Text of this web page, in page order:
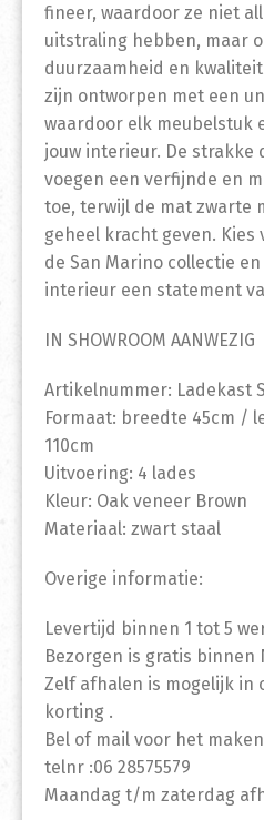
fineer, waardoor ze niet
uitstraling hebben, maar
duurzaamheid en
zijn ontworpen met een
waardoor elk meubelstuk
jouw interieur. De strakke
voegen een verfijnde en
toe, terwijl de mat zwarte
geheel kracht geven. Kies
de San Marino collectie
interieur een statement
IN SHOWROOM AANWEZIG
Artikelnummer: Ladekast
Formaat: breedte 45cm /
110cm
Uitvoering: 4 lades
Kleur: Oak veneer Brown
Materiaal: zwart staal
Overige informatie:
Levertijd binnen 1 tot 5
Bezorgen is gratis binnen
Zelf afhalen is mogelijk in
korting .
Bel of mail voor het
telnr :06 28575579
Maandag t/m zaterdag